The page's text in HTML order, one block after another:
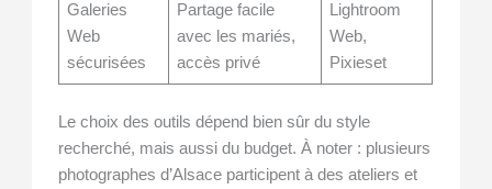
Galeries
Web
sécurisées
Partage facile
avec les mariés,
accès privé
Lightroom
Web,
Pixieset
Le choix des outils dépend bien sûr du style
recherché, mais aussi du budget. À noter : plusieurs
photographes d’Alsace participent à des ateliers et